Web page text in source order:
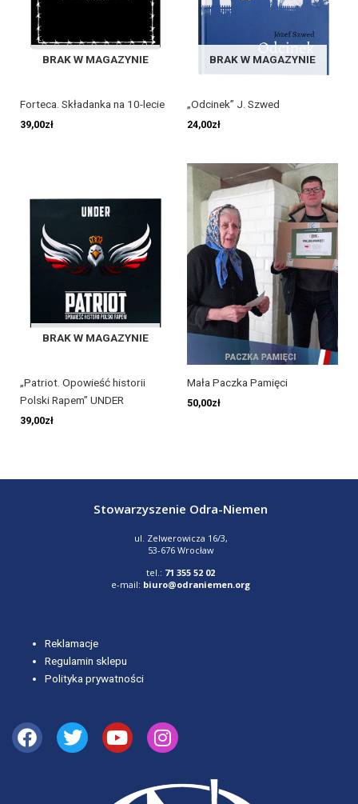
BRAK W MAGAZYNIE
Forteca. Składanka na 10-lecie
39,00zł
BRAK W MAGAZYNIE
„Odcinek” J. Szwed
24,00zł
BRAK W MAGAZYNIE
„Patriot. Opowieść historii
Polski Rapem” UNDER
39,00zł
Mała Paczka Pamięci
50,00zł
Stowarzyszenie Odra-Niemen
ul. Zelwerowicza 16/3,
53-676 Wrocław
tel.: 71 355 52 02
e-mail: biuro@odraniemen.org
Reklamacje
Regulamin sklepu
Polityka prywatności
Facebook
TwitterYoutubeInstagram